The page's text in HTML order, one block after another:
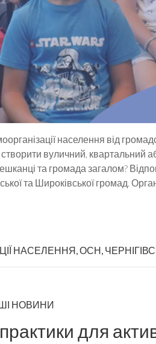
населення від
вуличний, квартальний
та громада загалом?
та Широківської громад.
НАСЕЛЕННЯ,ОСН,
НОВИНИ
для